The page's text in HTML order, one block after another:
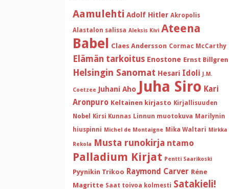
Aamulehti Adolf Hitler Akropolis
Alastalon salissa Aleksis Kivi Ateena
Babel Claes Andersson Cormac McCarthy
Elämän tarkoitus Enostone Ernst Billgren
Helsingin Sanomat Hesari Idoli J.M.
Coetzee Juhani Aho Juha Siro Kari
Aronpuro Keltainen kirjasto Kirjallisuuden
Nobel
Kirsi Kunnas Linnun muotokuva Marilynin
hiuspinni Michel de Montaigne Mika Waltari Mirkka
Rekola Musta runokirja ntamo
Palladium Kirjat Pentti Saarikoski
Pyynikin Trikoo Raymond Carver Réne
Magritte Saat toivoa kolmesti Satakieli!